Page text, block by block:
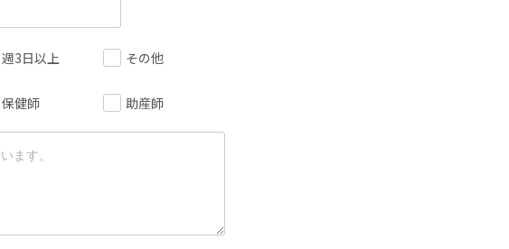
週3日以上 その他
保健師 助産師